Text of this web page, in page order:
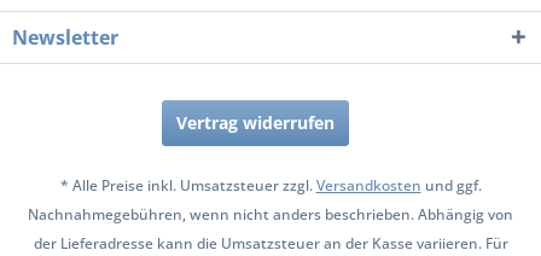
Newsletter
Vertrag widerrufen
* Alle Preise inkl. Umsatzsteuer zzgl.Versandkosten und ggf.
Nachnahmegebühren, wenn nicht anders beschrieben. Abhängig von
der Lieferadresse kann die Umsatzsteuer an der Kasse variieren. Für